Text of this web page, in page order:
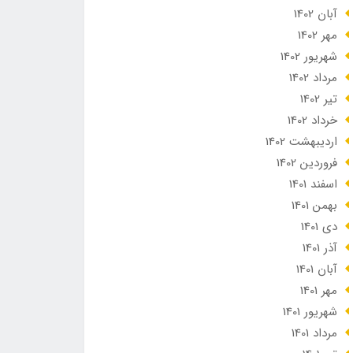
آبان 1402
مهر 1402
شهریور 1402
مرداد 1402
تير 1402
خرداد 1402
ارديبهشت 1402
فروردین 1402
اسفند 1401
بهمن 1401
دی 1401
آذر 1401
آبان 1401
مهر 1401
شهریور 1401
مرداد 1401